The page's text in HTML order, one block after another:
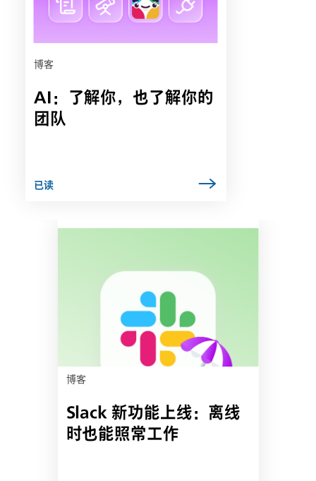
项
卡
打
开
博客
AI：了解你，也了解你的
团队
已读
链
项
卡
打
开
博客
Slack 新功能上线：离线
时也能照常工作